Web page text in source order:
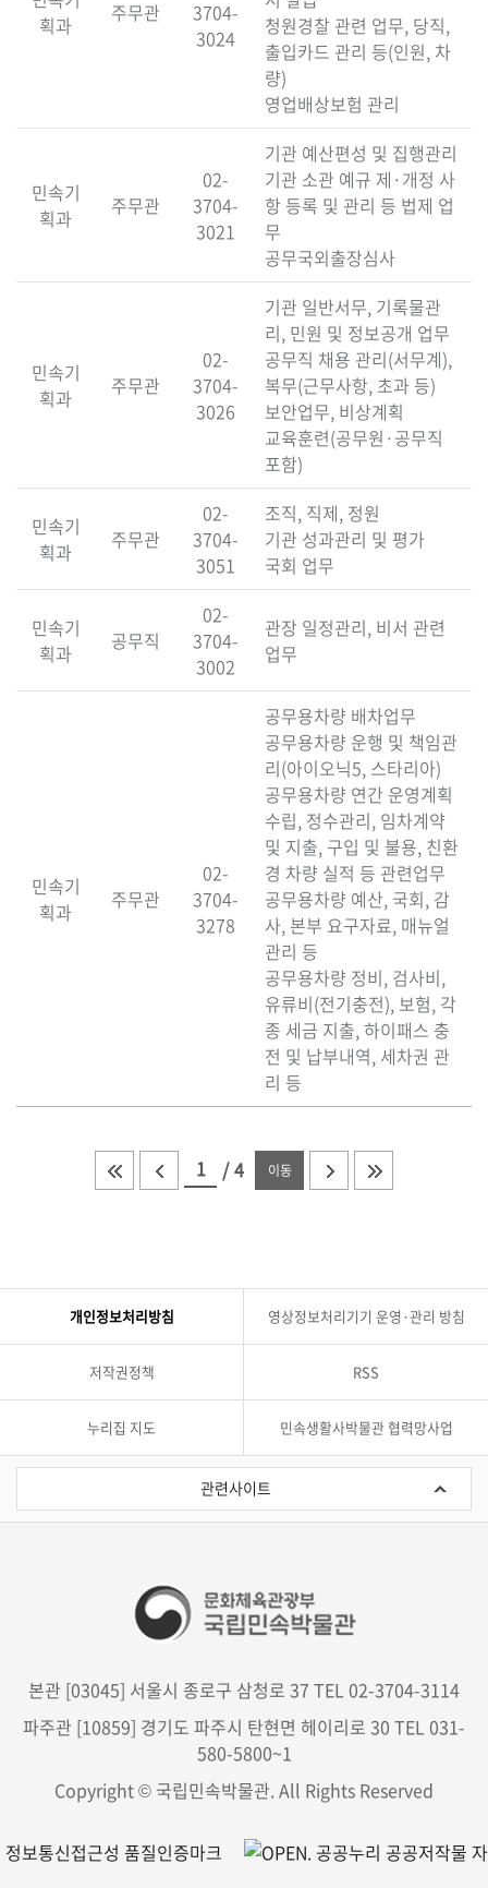
획과
주무관
3704-
3024
청원경찰 관련 업무, 당직,
출입카드 관리 등(인원, 차
량)
영업배상보험 관리
민속기
획과
주무관
02-
3704-
3021
기관 예산편성 및 집행관리
기관 소관 예규 제·개정 사
항 등록 및 관리 등 법제 업
무
공무국외출장심사
민속기
획과
주무관
02-
3704-
3026
기관 일반서무, 기록물관
리, 민원 및 정보공개 업무
공무직 채용 관리(서무계),
복무(근무사항, 초과 등)
보안업무, 비상계획
교육훈련(공무원·공무직
포함)
민속기
획과
주무관
02-
3704-
3051
조직, 직제, 정원
기관 성과관리 및 평가
국회 업무
민속기
획과
공무직
02-
3704-
3002
관장 일정관리, 비서 관련
업무
민속기
획과
주무관
02-
3704-
3278
공무용차량 배차업무
공무용차량 운행 및 책임관
리(아이오닉5, 스타리아)
공무용차량 연간 운영계획
수립, 정수관리, 임차계약
및 지출, 구입 및 불용, 친환
경 차량 실적 등 관련업무
공무용차량 예산, 국회, 감
사, 본부 요구자료, 매뉴얼
관리 등
공무용차량 정비, 검사비,
유류비(전기충전), 보험, 각
종 세금 지출, 하이패스 충
전 및 납부내역, 세차권 관
리 등
/ 4 이동
개인정보처리방침 영상정보처리기기 운영·관리 방침
저작권정책 RSS
누리집 지도 민속생활사박물관 협력망사업
관
이
관련사이트
본관 [03045] 서울시 종로구 삼청로 37 TEL 02-3704-3114
파주관 [10859] 경기도 파주시 탄현면 헤이리로 30 TEL 031-
580-5800~1
Copyright © 국립민속박물관. All Rights Reserved